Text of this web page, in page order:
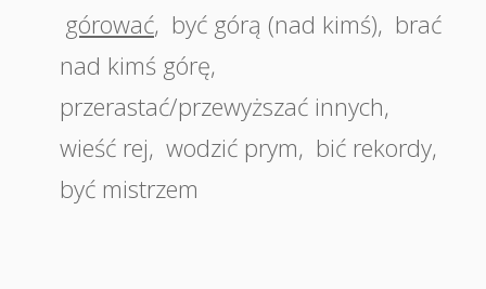
górować, być górą (nad kimś), brać
nad kimś górę,
przerastać/przewyższać innych,
wieść rej, wodzić prym, bić rekordy,
być mistrzem